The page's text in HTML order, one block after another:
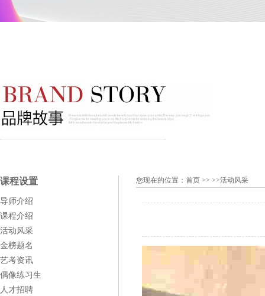
课程设置
导师介绍
课程介绍
活动风采
金榜题名
艺考资讯
偶像练习生
人才招聘
您现在的位置： 首页 >> >>活动风采